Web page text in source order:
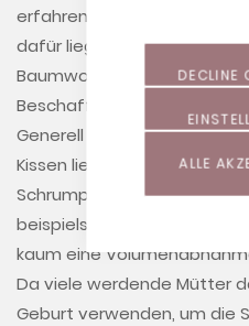
ALLE
DECLINE
erfahrene Hebammen
dafür liegt einerseits in der
Baumwollgewebes und
Beschaffenheit der
Generell gilt: Je größer das
Kissen liegt, desto
Schrumpfung kommen.
beispielsweise um den
kaum eine
Da viele werdende Mütter
Geburt verwenden, um die